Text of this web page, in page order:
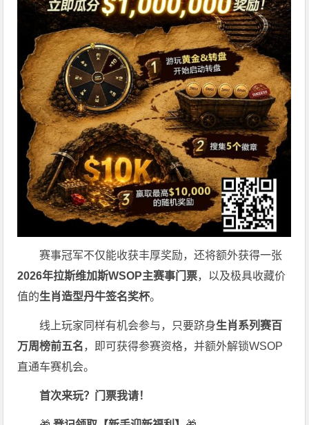
赛事冠军不仅能收获丰厚奖励，还将额外获得一张
2026年拉斯维加斯WSOP主赛事门票，以及极具收藏价
值的生肖造型丹牛签名奖杯。
线上玩家同样有机会参与，只要跻身生肖系列赛百
万周榜前五名，即可获得参赛资格，并额外解锁WSOP
直通车赛机会。
首次来玩？门票我请！